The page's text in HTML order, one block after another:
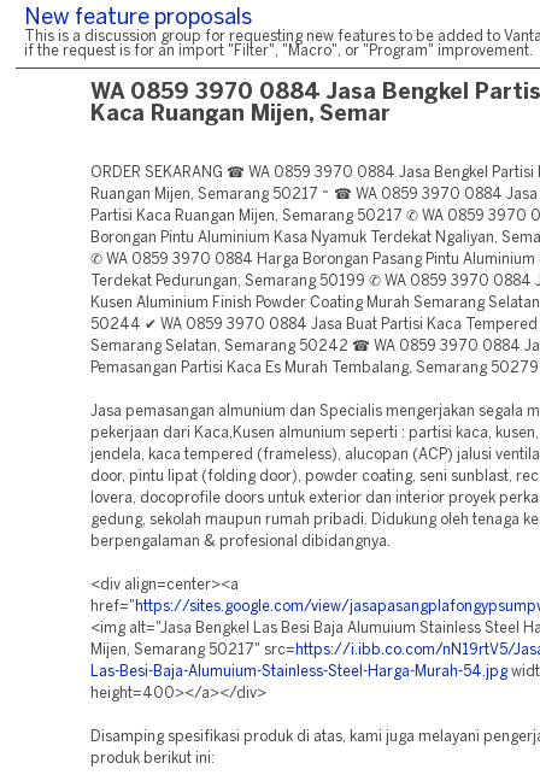
New feature proposals
This is a discussion group for requesting new features to be added to
if the request is for an import "Filter", "Macro", or "Program" improvement.
WA 0859 3970 0884 Jasa Bengkel
Kaca Ruangan Mijen, Semar
ORDER SEKARANG ☎ WA 0859 3970 0884 Jasa Bengkel Partisi
Ruangan Mijen, Semarang 50217 ~ ☎ WA 0859 3970 0884 Jasa
Partisi Kaca Ruangan Mijen, Semarang 50217 ✆ WA 0859 3970
Borongan Pintu Aluminium Kasa Nyamuk Terdekat Ngaliyan,
✆ WA 0859 3970 0884 Harga Borongan Pasang Pintu Aluminium
Terdekat Pedurungan, Semarang 50199 ✆ WA 0859 3970 0884
Kusen Aluminium Finish Powder Coating Murah Semarang
50244 ✔ WA 0859 3970 0884 Jasa Buat Partisi Kaca
Semarang Selatan, Semarang 50242 ☎ WA 0859 3970 0884
Pemasangan Partisi Kaca Es Murah Tembalang, Semarang 50279
Jasa pemasangan almunium dan Specialis mengerjakan segala
pekerjaan dari Kaca,Kusen almunium seperti : partisi kaca,
jendela, kaca tempered (frameless), alucopan (ACP) jalusi
door, pintu lipat (folding door), powder coating, seni sunblast,
lovera, docoprofile doors untuk exterior dan interior proyek
gedung, sekolah maupun rumah pribadi. Didukung oleh tenaga
berpengalaman & profesional dibidangnya.
<div align=center><a
href=" https://sites.google.com/view/
<img alt="Jasa Bengkel Las Besi Baja Alumuium Stainless Steel
Mijen, Semarang 50217" src= https://i.ibb.co.com/nN19rtV5/
Las-Besi-Baja-Alumuium-Stainless-Steel-Harga-Murah-54.jpg
height=400></a></div>
Disamping spesifikasi produk di atas, kami juga melayani
produk berikut ini: